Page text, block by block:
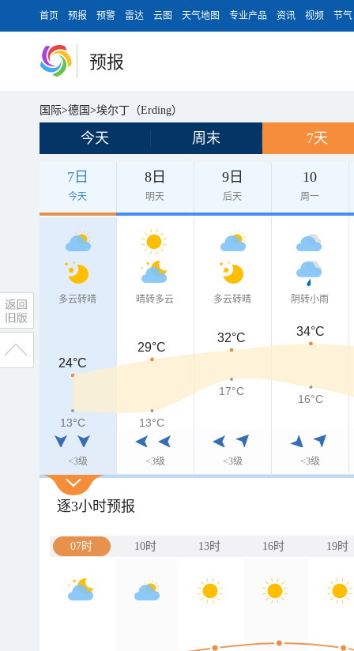
首页 预报 预警 雷达 云图 天气地图 专业产品 资讯 视频 节气
预报
国际>德国 >埃尔丁（Erding）
今天 周末 7天
7日
今天
8日
明天
9日
后天
10
周一
多云转晴
<3级
晴转多云
<3级
多云转晴
<3级
阴转小雨
<3级
24°C
24°C
29°C
32°C 34°C
13°C
13°C 13°C
17°C
16°C
逐3小时预报
07时 10时 13时 16时 19时